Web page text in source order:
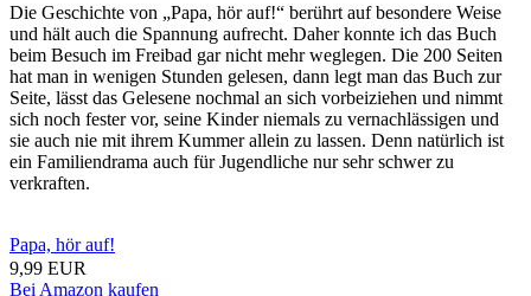
Die Geschichte von „Papa, hör auf!“ berührt auf besondere Weise
und hält auch die Spannung aufrecht. Daher konnte ich das Buch
beim Besuch im Freibad gar nicht mehr weglegen. Die 200 Seiten
hat man in wenigen Stunden gelesen, dann legt man das Buch zur
Seite, lässt das Gelesene nochmal an sich vorbeiziehen und nimmt
sich noch fester vor, seine Kinder niemals zu vernachlässigen und
sie auch nie mit ihrem Kummer allein zu lassen. Denn natürlich ist
ein Familiendrama auch für Jugendliche nur sehr schwer zu
verkraften.
Papa, hör auf!
9,99 EUR
Bei Amazon kaufen